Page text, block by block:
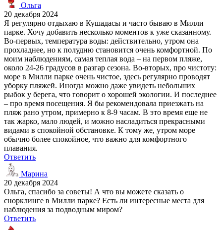
Ольга
20 декабря 2024
Я регулярно отдыхаю в Кушадасы и часто бываю в Милли
парке. Хочу добавить несколько моментов к уже сказанному.
Во-первых, температура воды: действительно, утром она
прохладнее, но к полудню становится очень комфортной. По
моим наблюдениям, самая теплая вода – на первом пляже,
около 24-26 градусов в разгар сезона. Во-вторых, про чистоту:
море в Милли парке очень чистое, здесь регулярно проводят
уборку пляжей. Иногда можно даже увидеть небольших
рыбок у берега, что говорит о хорошей экологии. И последнее
– про время посещения. Я бы рекомендовала приезжать на
пляж рано утром, примерно к 8-9 часам. В это время еще не
так жарко, мало людей, и можно насладиться прекрасными
видами в спокойной обстановке. К тому же, утром море
обычно более спокойное, что важно для комфортного
плавания.
Ответить
Марина
20 декабря 2024
Ольга, спасибо за советы! А что вы можете сказать о
снорклинге в Милли парке? Есть ли интересные места для
наблюдения за подводным миром?
Ответить